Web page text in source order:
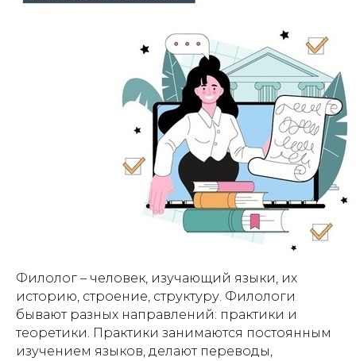
Филолог – человек, изучающий языки, их
историю, строение, структуру. Филологи
бывают разных направлений: практики и
теоретики. Практики занимаются постоянным
изучением языков, делают переводы,